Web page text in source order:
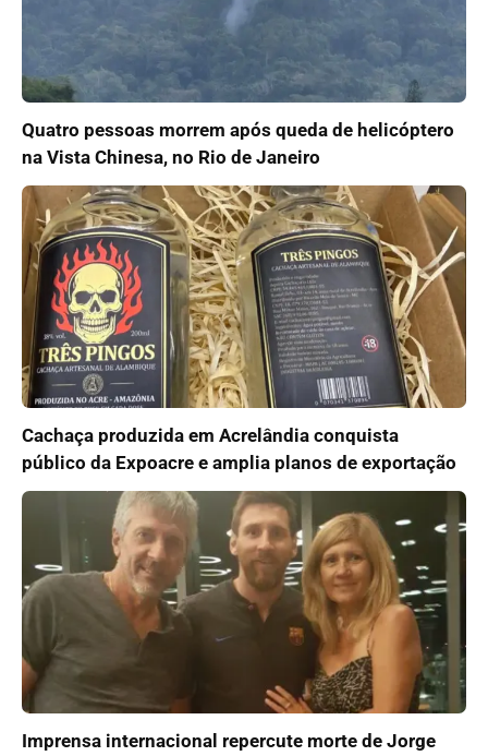
Quatro pessoas morrem após queda de helicóptero
na Vista Chinesa, no Rio de Janeiro
Cachaça produzida em Acrelândia conquista
público da Expoacre e amplia planos de exportação
Imprensa internacional repercute morte de Jorge